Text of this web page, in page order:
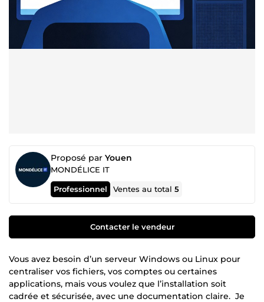
Proposé par Youen
MONDÉLICE IT
Professionnel Ventes au total5
Contacter le vendeur
Vous avez besoin d’un serveur Windows ou Linux pour
centraliser vos fichiers, vos comptes ou certaines
applications, mais vous voulez que l’installation soit
cadrée et sécurisée, avec une documentation claire. Je